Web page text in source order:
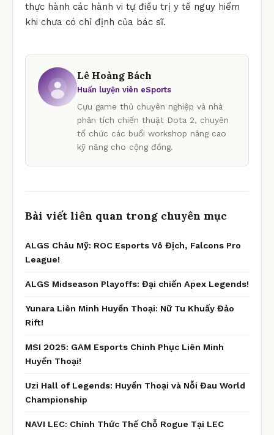
thực hành các hành vi tự điều trị y tế nguy hiểm
khi chưa có chỉ định của bác sĩ.
Lê Hoàng Bách
Huấn luyện viên eSports
Cựu game thủ chuyên nghiệp và nhà
phân tích chiến thuật Dota 2, chuyên
tổ chức các buổi workshop nâng cao
kỹ năng cho cộng đồng.
Bài viết liên quan trong chuyên mục
ALGS Châu Mỹ: ROC Esports Vô Địch, Falcons Pro
League!
ALGS Midseason Playoffs: Đại chiến Apex Legends!
Yunara Liên Minh Huyền Thoại: Nữ Tu Khuấy Đảo
Rift!
MSI 2025: GAM Esports Chinh Phục Liên Minh
Huyền Thoại!
Uzi Hall of Legends: Huyền Thoại và Nỗi Đau World
Championship
NAVI LEC: Chính Thức Thế Chỗ Rogue Tại LEC